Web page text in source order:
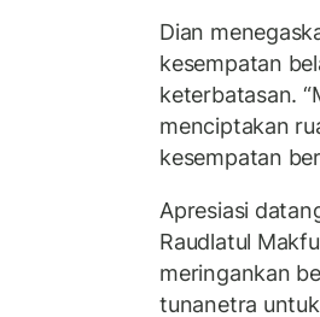
Dian
kesempatan
keterbatasan.
menciptakan
kesempatan
Apresiasi
Raudlatul
meringankan
tunanetra